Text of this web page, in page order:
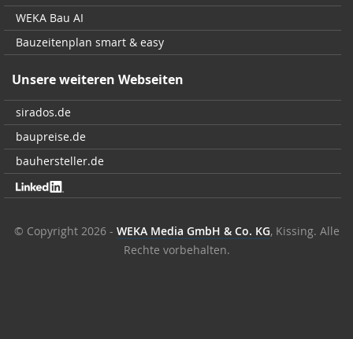
WEKA Bau AI
Bauzeitenplan smart & easy
Unsere weiteren Webseiten
sirados.de
baupreise.de
bauhersteller.de
© Copyright 2026 - WEKA Media GmbH & Co. KG, Kissing. Alle
Rechte vorbehalten.